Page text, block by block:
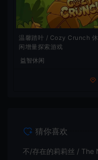
温馨踏叶 / Cozy Crunch 休
闲增量探索游戏
益智休闲
猜你喜欢